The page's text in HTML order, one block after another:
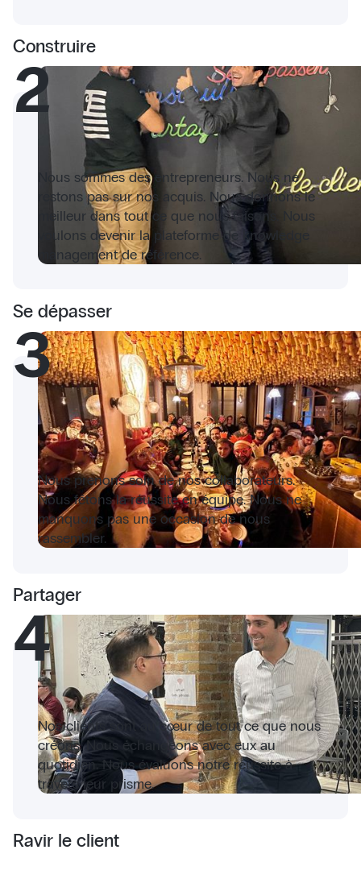
Construire
2
Nous sommes des entrepreneurs. Nous ne
restons pas sur nos acquis. Nous donnons le
meilleur dans tout ce que nous faisons. Nous
voulons devenir la plateforme de knowledge
management de référence.
Se dépasser
3
Nous prenons soin de nos collaborateurs.
Nous fêtons la réussite en équipe. Nous ne
manquons pas une occasion de nous
rassembler.
Partager
4
Nos clients sont au cœur de tout ce que nous
créons. Nous échangeons avec eux au
quotidien. Nous évaluons notre réussite à
travers leur prisme.
Ravir le client